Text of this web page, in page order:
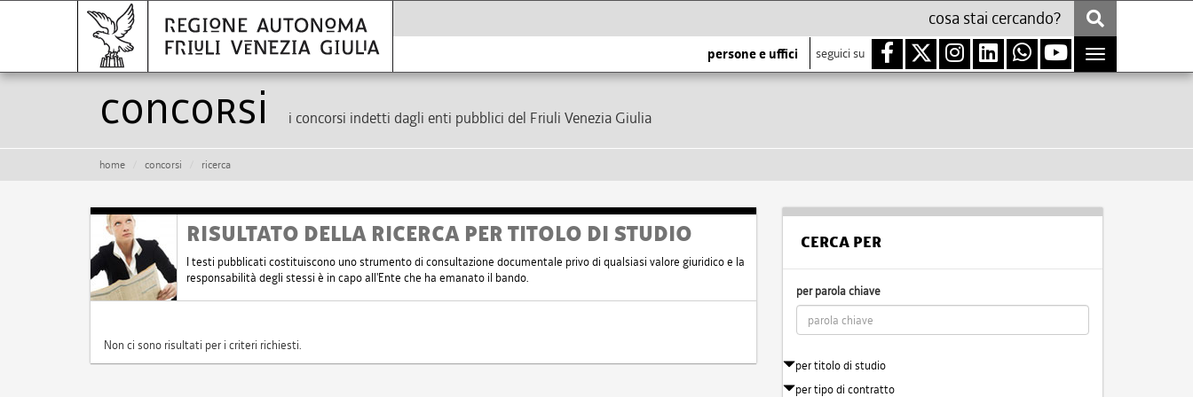
persone e uffici seguici su
Toggle
navigation
Concorsi i concorsi indetti dagli enti pubblici del Friuli Venezia Giulia
home concorsi ricerca
RISULTATO DELLA RICERCA PER TITOLO DI STUDIO
I testi pubblicati costituiscono uno strumento di consultazione documentale privo di qualsiasi valore giuridico e la
responsabilità degli stessi è in capo all'Ente che ha emanato il bando.
Non ci sono risultati per i criteri richiesti.
CERCA PER
per parola chiave
per titolo di studio
per tipo di contratto